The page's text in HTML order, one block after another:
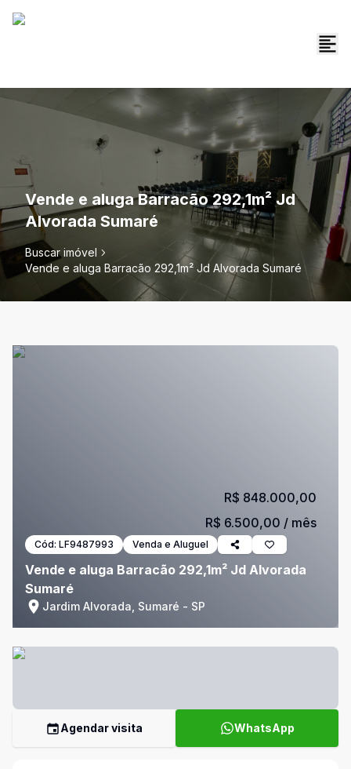
Vende e aluga Barracão 292,1m² Jd
Alvorada Sumaré
Buscar imóvel
Vende e aluga Barracão 292,1m² Jd Alvorada Sumaré
Cód: LF9487993 Venda e Aluguel
Vende e aluga Barracão 292,1m² Jd Alvorada
Sumaré
Jardim Alvorada, Sumaré - SP
R$ 848.000,00
R$ 6.500,00 / mês
Agendar visita WhatsApp